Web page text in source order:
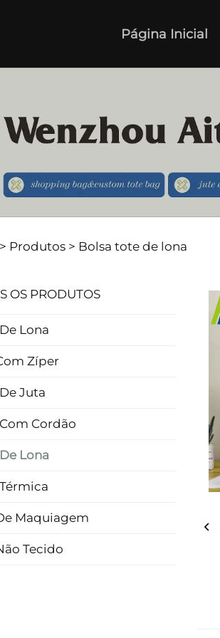
Página Inicial
Produtos > Bolsa tote de lona
OS PRODUTOS
Lona
Zíper
Juta
Cordão
Lona
Maquiagem
Tecido